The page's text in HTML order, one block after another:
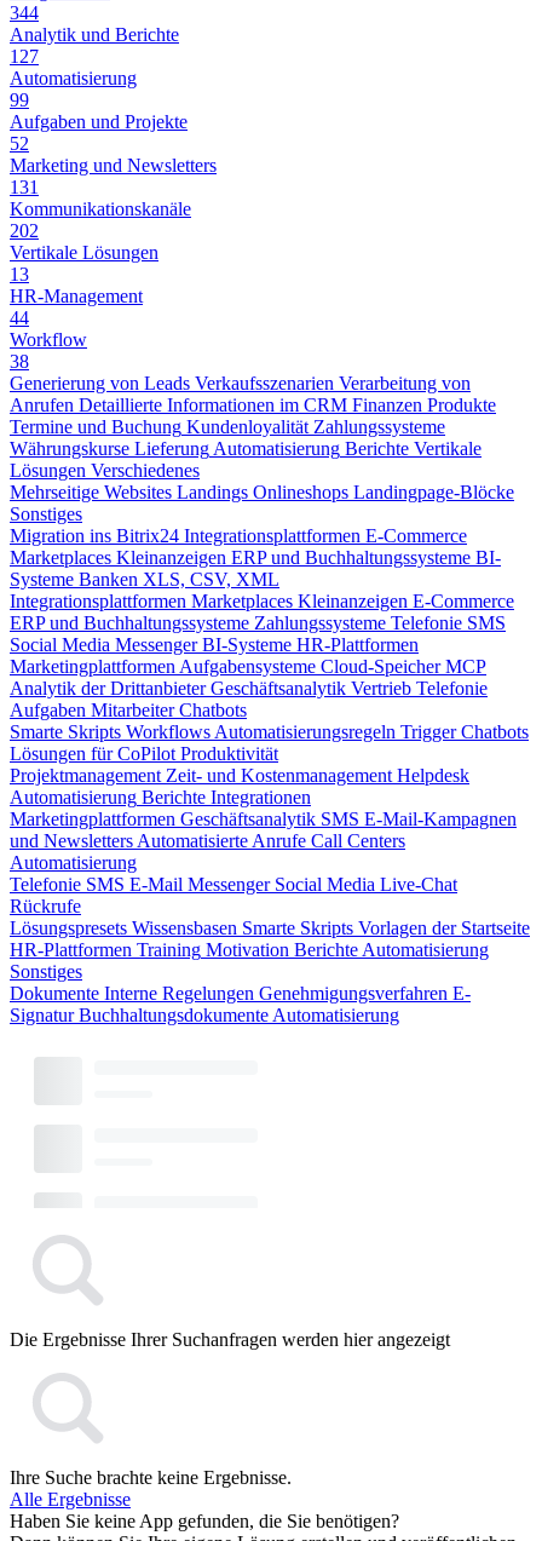
344
Analytik und Berichte
127
Automatisierung
99
Aufgaben und Projekte
52
Marketing und Newsletters
131
Kommunikationskanäle
202
Vertikale Lösungen
13
HR-Management
44
Workflow
38
Generierung von Leads Verkaufsszenarien Verarbeitung von
Anrufen Detaillierte Informationen im CRM Finanzen Produkte
Termine und Buchung Kundenloyalität Zahlungssysteme
Währungskurse Lieferung Automatisierung Berichte Vertikale
Lösungen Verschiedenes
Mehrseitige Websites Landings Onlineshops Landingpage-Blöcke
Sonstiges
Migration ins Bitrix24 Integrationsplattformen E-Commerce
Marketplaces Kleinanzeigen ERP und Buchhaltungssysteme BI-
Systeme Banken XLS, CSV, XML
Integrationsplattformen Marketplaces Kleinanzeigen E-Commerce
ERP und Buchhaltungssysteme Zahlungssysteme Telefonie SMS
Social Media Messenger BI-Systeme HR-Plattformen
Marketingplattformen Aufgabensysteme Cloud-Speicher MCP
Analytik der Drittanbieter Geschäftsanalytik Vertrieb Telefonie
Aufgaben Mitarbeiter Chatbots
Smarte Skripts Workflows Automatisierungsregeln Trigger Chatbots
Lösungen für CoPilot Produktivität
Projektmanagement Zeit- und Kostenmanagement Helpdesk
Automatisierung Berichte Integrationen
Marketingplattformen Geschäftsanalytik SMS E-Mail-Kampagnen
und Newsletters Automatisierte Anrufe Call Centers
Automatisierung
Telefonie SMS E-Mail Messenger Social Media Live-Chat
Rückrufe
Lösungspresets Wissensbasen Smarte Skripts Vorlagen der Startseite
HR-Plattformen Training Motivation Berichte Automatisierung
Sonstiges
Dokumente Interne Regelungen Genehmigungsverfahren E-
Signatur Buchhaltungsdokumente Automatisierung
Die Ergebnisse Ihrer Suchanfragen werden hier angezeigt
Ihre Suche brachte keine Ergebnisse.
Alle Ergebnisse
Haben Sie keine App gefunden, die Sie benötigen?